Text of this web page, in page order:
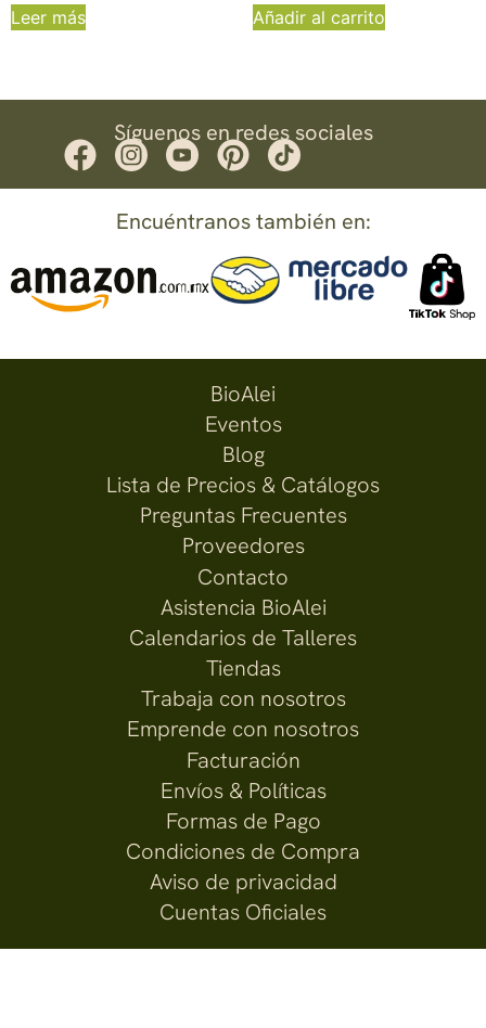
Leer más Añadir al carrito
Síguenos en redes sociales
Encuéntranos también en:
BioAlei
Eventos
Blog
Lista de Precios & Catálogos
Preguntas Frecuentes
Proveedores
Contacto
Asistencia BioAlei
Calendarios de Talleres
Tiendas
Trabaja con nosotros
Emprende con nosotros
Facturación
Envíos & Políticas
Formas de Pago
Condiciones de Compra
Aviso de privacidad
Cuentas Oficiales